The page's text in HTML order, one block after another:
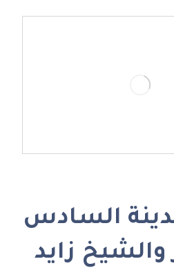
السادس
والشيخ زايد